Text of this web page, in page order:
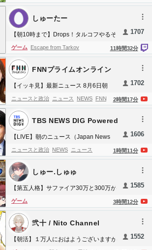
NIJIKrisis Marvel Rivals hero shooter PvP
custom gambit Competitive
Beat
気見生放送】
ラ マイクラアニメ
いくら マインクラフト
【朝10時まで】Drops！タルコフやるぞ
おおお。【アレルギー>イブプロ/スクア
ッシュ/?】
しゅーたー
11時間32分
1707
ゲーム Escape from Tarkov
【イッキ見】最新ニュース 8月6日朝
〈FNNプライムオンライン〉
FNNプライムオンライン
2時間17分
1702
ニュースと政治 ニュース NEWS FNN
FNNプライムオンライン
レビジョン FujiTelevision
【LIVE】朝のニュース（Japan News
Digest Live）最新情報など｜TBS NEWS
DIG（8月6日）
TBS NEWS DIG Powered
1時間11分
1606
ニュースと政治 NEWS ニュース
TBSNEWS
japan live tbs livenews
【第五人格】サファイア30万と300万が
出るまで終われませんリレー 4週目
【IdentityV】
しゅー.しゅゅ
3時間12分
1585
ゲーム
【朝活】１万人におはようございますが
弐十 / Nito Channel
1552